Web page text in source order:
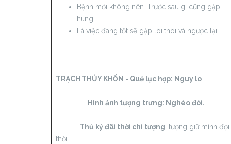
Bệnh mới không nên. Trước sau gì cũng gặp
hung.
Là việc đang tốt sẽ gặp lôi thôi và ngược lại
------------------------
TRẠCH THỦY KHỐN - Quẻ lục hợp: Nguy lo
Hình ảnh tượng trưng: Nghèo đói.
Thủ kỷ đãi thời chi tượng: tượng giữ mình đợi
thời.